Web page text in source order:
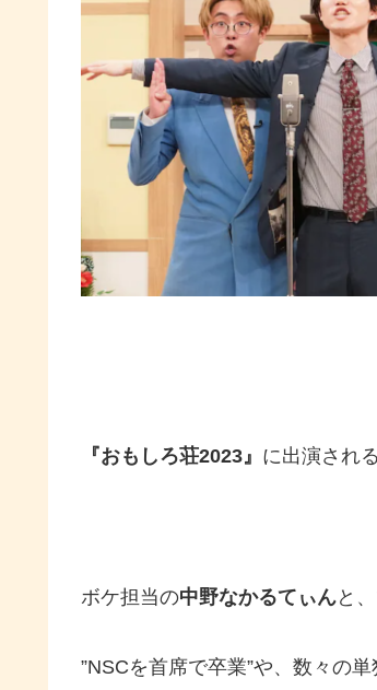
『おもしろ荘2023』 に出演され
ボケ担当の中野なかるてぃんと
”NSCを首席で卒業”や、数々の